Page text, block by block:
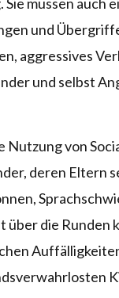
und
aggressives
und selbst
Nutzung von
deren Eltern
über die Runden